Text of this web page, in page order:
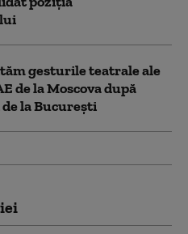
gesturile teatrale ale
de la Moscova după
la București